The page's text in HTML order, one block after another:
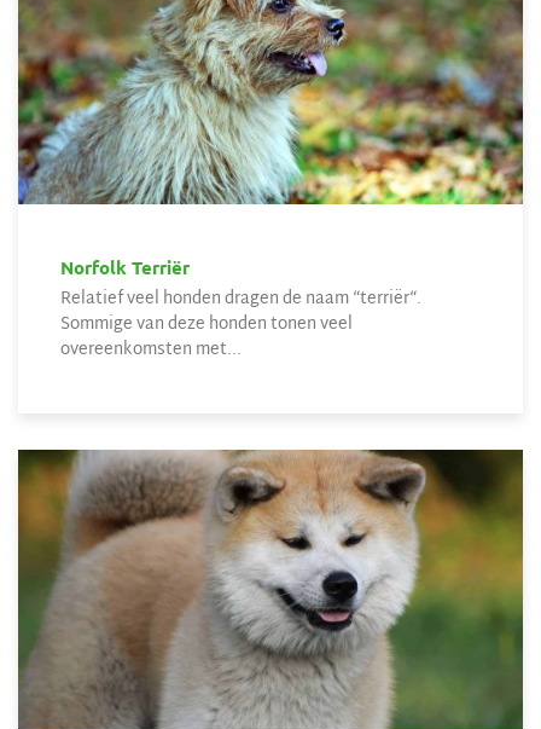
Norfolk Terriër
Relatief veel honden dragen de naam “terriër“.
Sommige van deze honden tonen veel
overeenkomsten met...